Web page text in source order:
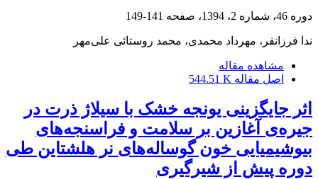
دوره 46، شماره 2، 1394، صفحه 141-149
ندا فرزانفر، مهرداد محمدی، محمد روستائی علی‌مهر
مشاهده مقاله
اصل مقاله 544.51 K
اثر جایگزینی یونجه خشک با سیلاژ ذرت در
جیره‌ی آغازین بر سلامت و فراسنجه‌های
بیوشیمیایی خون گوساله‌های نر هلشتاین طی
دوره پیش از شیرگیری